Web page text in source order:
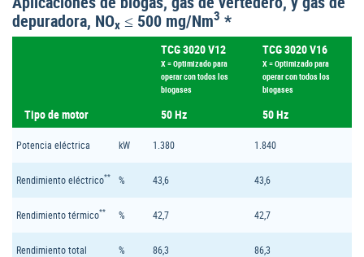
depuradora, NOx ≤ 500 mg/Nm3 *
TCG 3020 V12
X = Optimizado para
operar con todos los
biogases
TCG 3020 V16
X = Optimizado para
operar con todos los
biogases
Tipo de motor 50 Hz 50 Hz
Potencia eléctrica kW 1.380 1.840
Rendimiento eléctrico** % 43,6 43,6
Rendimiento térmico** % 42,7 42,7
Rendimiento total % 86,3 86,3